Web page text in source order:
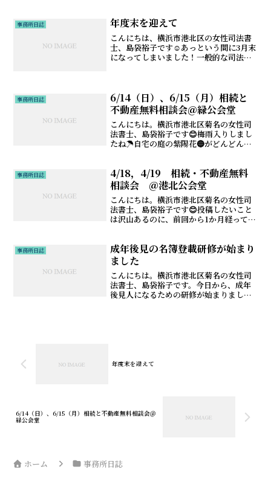
バンド（キーボード）に熱...
事務所日誌 年度末を迎えて
こんにちは、横浜市港北区の女性司法書
士、島袋裕子です☺️あっという間に3月末
になってしまいました！一般的な司法書
暇なくフル回転し...
事務所日誌
6/14（日）、6/15（月）相続と
不動産無料相談会＠緑公会堂
こんにちは。横浜市港北区菊名の女性司
法書士、島袋裕子です😊梅雨入りしまし
たね☂️自宅の庭の紫陽花🔵がどんどん咲
でとてもかわいいのです🟣🔵さて、直前
のご案内になってしまい...
事務所日誌
4/18，4/19 相続・不動産無料
相談会 ＠港北公会堂
こんにちは。横浜市港北区菊名の女性司
法書士、島袋裕子です😊投稿したいこと
は沢山あるのに、前回から1か月経ってし
なってしまいましたが、明日4/18（金）
から2日間、港北公...
事務所日誌
成年後見の名簿登載研修が始まり
ました
こんにちは。横浜市港北区菊名の女性司
法書士、島袋裕子です。今日から、成年
後見人になるための研修が始まりまし
年度末を迎えて
6/14（日）、6/15（月）相続と不動産無料相談会＠
緑公会堂
ホーム 事務所日誌